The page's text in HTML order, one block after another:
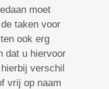
moet
taken voor
ook erg
dat u hiervoor
verschil
vrij op naam